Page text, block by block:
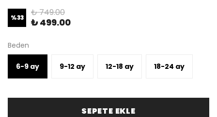
%33 ₺ 749.00
₺ 499.00
Beden
6-9 ay 9-12 ay 12-18 ay 18-24 ay
SEPETE EKLE